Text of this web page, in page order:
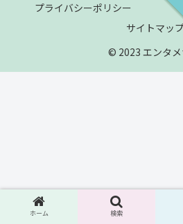
プライバシーポリシー
サイトマッ
© 2023 エンタメ
ホーム 検索